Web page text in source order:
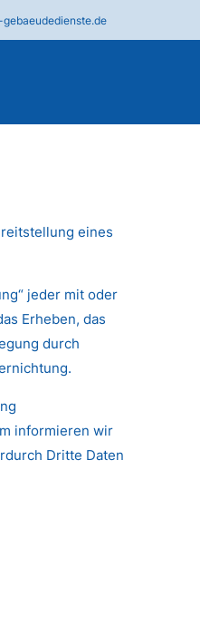
eines
jeder mit oder
Erheben, das
durch
informieren wir
Dritte Daten